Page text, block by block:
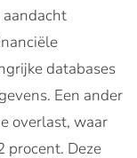
databases
Een ander
overlast, waar
procent. Deze